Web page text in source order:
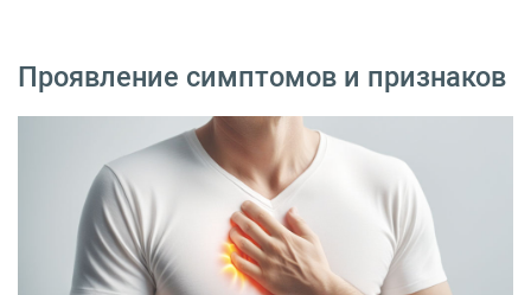
Проявление симптомов и признаков